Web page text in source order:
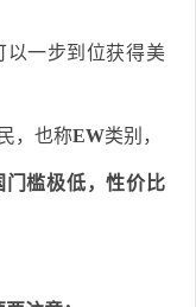
以一步到位获得美
，也称EW类别，
槛极低，性价比